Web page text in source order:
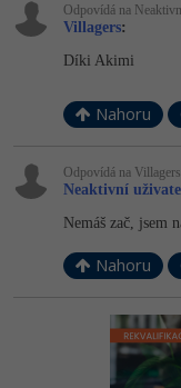
Odpovídá na
­Villagers:
Díki Akimi
Nahoru
Odpovídá na ­Villagers
Neaktivní
Nemáš zač, jsem
Nahoru